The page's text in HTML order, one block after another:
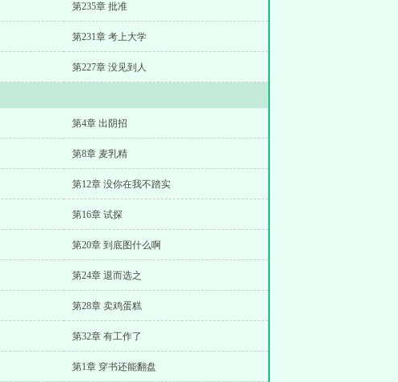
第235章 批准
第231章 考上大学
第227章 没见到人
第4章 出阴招
第8章 麦乳精
第12章 没你在我不踏实
第16章 试探
第20章 到底图什么啊
第24章 退而选之
第28章 卖鸡蛋糕
第32章 有工作了
第1章 穿书还能翻盘